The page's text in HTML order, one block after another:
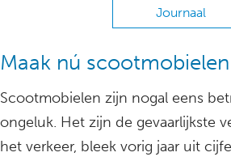
Journaal
Maak nú
Scootmobielen zijn nogal eens
ongeluk. Het zijn de gevaarlijkste
het verkeer, bleek vorig jaar uit